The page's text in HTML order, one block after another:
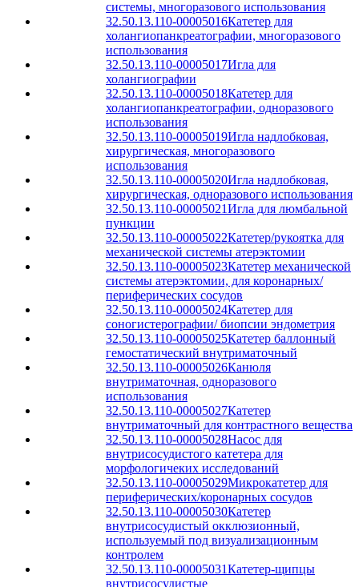
системы, многоразового использования
32.50.13.110-00005016Катетер для
холангиопанкреатографии, многоразового
использования
32.50.13.110-00005017Игла для
холангиографии
32.50.13.110-00005018Катетер для
холангиопанкреатографии, одноразового
использования
32.50.13.110-00005019Игла надлобковая,
хирургическая, многоразового
использования
32.50.13.110-00005020Игла надлобковая,
хирургическая, одноразового использования
32.50.13.110-00005021Игла для люмбальной
пункции
32.50.13.110-00005022Катетер/рукоятка для
механической системы атерэктомии
32.50.13.110-00005023Катетер механической
системы атерэктомии, для коронарных/
периферических сосудов
32.50.13.110-00005024Катетер для
соногистерографии/ биопсии эндометрия
32.50.13.110-00005025Катетер баллонный
гемостатический внутриматочный
32.50.13.110-00005026Канюля
внутриматочная, одноразового
использования
32.50.13.110-00005027Катетер
внутриматочный для контрастного вещества
32.50.13.110-00005028Насос для
внутрисосудистого катетера для
морфологичеких исследований
32.50.13.110-00005029Микрокатетер для
периферических/коронарных сосудов
32.50.13.110-00005030Катетер
внутрисосудистый окклюзионный,
используемый под визуализационным
контролем
32.50.13.110-00005031Катетер-щипцы
внутрисосудистые